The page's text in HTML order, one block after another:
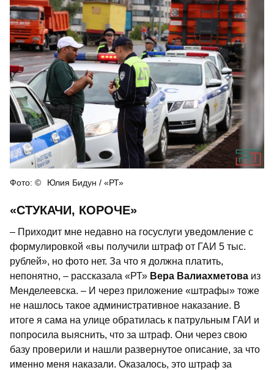
Юлия Бидун / «РТ»
«СТУКАЧИ, КОРОЧЕ»
– Приходит мне недавно на госуслуги уведомление с
формулировкой «вы получили штраф от ГАИ 5 тыс.
рублей», но фото нет. За что я должна платить,
непонятно, – рассказала «РТ» Вера Валиахметова из
Менделеевска. – И через приложение «штрафы» тоже
не нашлось такое административное наказание. В
итоге я сама на улице обратилась к патрульным ГАИ и
попросила выяснить, что за штраф. Они через свою
базу проверили и нашли развернутое описание, за что
именно меня наказали. Оказалось, это штраф за